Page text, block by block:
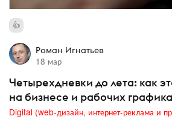
Роман Игнатьев
18 мар
Четырехдневки до лета: как
на бизнесе и рабочих